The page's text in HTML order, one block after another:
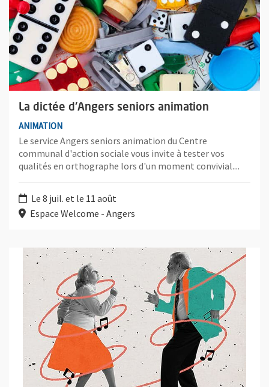
La dictée d'Angers seniors animation
ANIMATION
Le service Angers seniors animation du Centre
communal d'action sociale vous invite à tester vos
qualités en orthographe lors d'un moment convivial....
Le 8 juil. et le 11 août
Espace Welcome - Angers
Plus d'information sur l'évènement : Après-midi dansant :